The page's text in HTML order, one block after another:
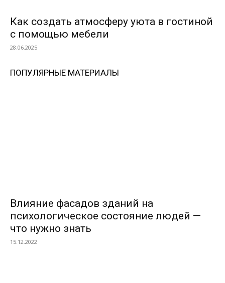
Как создать атмосферу уюта в гостиной
с помощью мебели
28.06.2025
ПОПУЛЯРНЫЕ МАТЕРИАЛЫ
Влияние фасадов зданий на
психологическое состояние людей —
что нужно знать
15.12.2022